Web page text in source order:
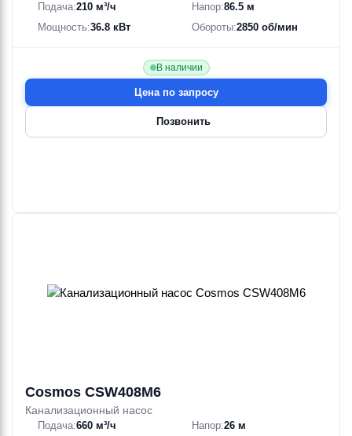
Подача:210 м³/ч Напор:86.5 м
Мощность:36.8 кВт Обороты:2850 об/мин
В наличии
Цена по запросу
Позвонить
Cosmos CSW408M6
Канализационный насос
Подача:660 м³/ч Напор:26 м